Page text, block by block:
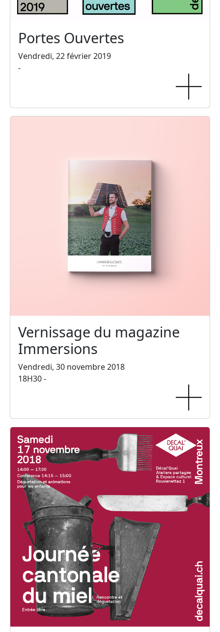
Portes Ouvertes
Vendredi, 22 février 2019
-
Vernissage du magazine
Immersions
Vendredi, 30 novembre 2018
18H30 -